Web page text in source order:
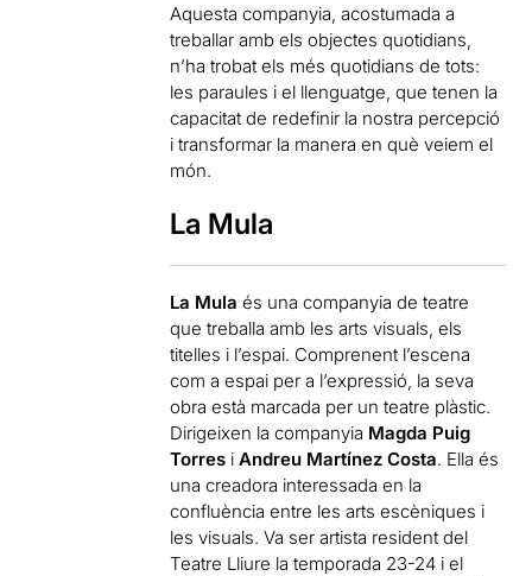
Aquesta companyia, acostumada a
treballar amb els objectes quotidians,
n’ha trobat els més quotidians de tots:
les paraules i el llenguatge, que tenen la
capacitat de redefinir la nostra percepció
i transformar la manera en què veiem el
món.
La Mula
La Mula és una companyia de teatre
que treballa amb les arts visuals, els
titelles i l’espai. Comprenent l’escena
com a espai per a l’expressió, la seva
obra està marcada per un teatre plàstic.
Dirigeixen la companyia Magda Puig
Torres iAndreu Martínez Costa. Ella és
una creadora interessada en la
confluència entre les arts escèniques i
les visuals. Va ser artista resident del
Teatre Lliure la temporada 23-24 i el